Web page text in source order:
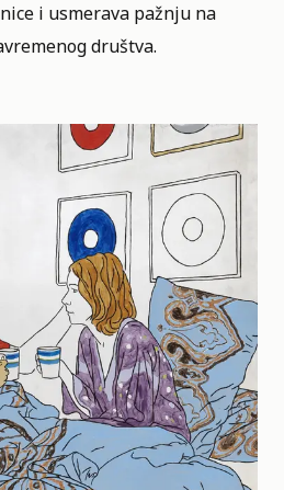
i usmerava pažnju na
društva.